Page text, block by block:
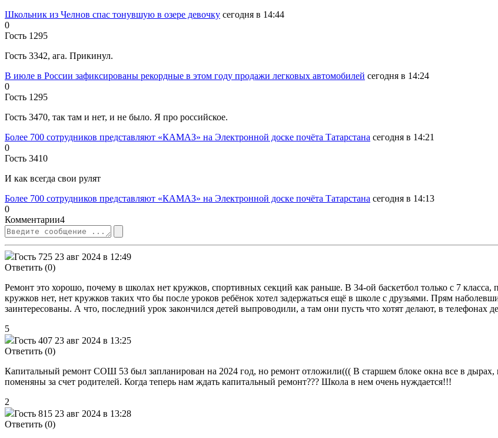
Школьник из Челнов спас тонувшую в озере девочку сегодня в 14:44
0
Гость 1295
Гость 3342, ага. Прикинул.
В июле в России зафиксированы рекордные в этом году продажи легковых автомобилей сегодня в 14:24
0
Гость 1295
Гость 3470, так там и нет, и не было. Я про российское.
Более 700 сотрудников представляют «КАМАЗ» на Электронной доске почёта Татарстана сегодня в 14:21
0
Гость 3410
И как всегда свои рулят
Более 700 сотрудников представляют «КАМАЗ» на Электронной доске почёта Татарстана сегодня в 14:13
0
Комментарии4
Гость 725 23 авг 2024 в 12:49
Ответить (0)
Ремонт это хорошо, почему в школах нет кружков, спортивных секций как раньше. В 34-ой баскетбол только с 7 класса,
кружков нет, нет кружков таких что бы после уроков ребёнок хотел задержаться ещё в школе с друзьями. Прям
заинтересованы. А что, последний урок закончился детей выпроводили, а там они пусть что хотят делают, в телефонах
5
Гость 407 23 авг 2024 в 13:25
Ответить (0)
Капитальный ремонт СОШ 53 был запланирован на 2024 год, но ремонт отложили((( В старшем блоке окна все в дырах,
поменяны за счет родителей. Когда теперь нам ждать капитальный ремонт??? Школа в нем очень нуждается!!!
2
Гость 815 23 авг 2024 в 13:28
Ответить (0)